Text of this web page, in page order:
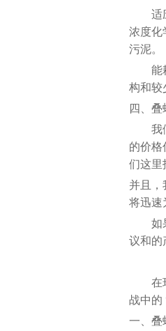
适
浓度化
污泥。
能
构和较
四、
我
的价格
们这里
并且，
将迅速
如
议和的
在
战中的
一、叠